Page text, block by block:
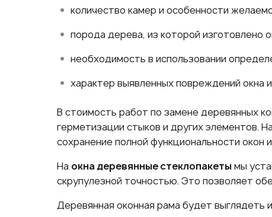
количество камер и особенности
порода дерева, из которой изготовлено
необходимость в использовании
характер выявленных повреждений окна
В стоимость работ по замене деревянных
герметизации стыков и других элементов.
сохранение полной функциональности окон
На окна деревянные стеклопакетымы
скрупулезной точностью. Это позволяет
Деревянная оконная рама будет выглядеть